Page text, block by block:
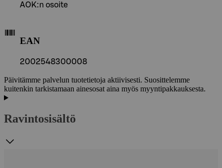
AOK:n osoite
EAN
2002548300008
Päivitämme palvelun tuotetietoja aktiivisesti. Suosittelemme
kuitenkin tarkistamaan ainesosat aina myös myyntipakkauksesta.
Ravintosisältö